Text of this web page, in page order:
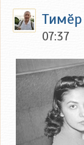
07:37